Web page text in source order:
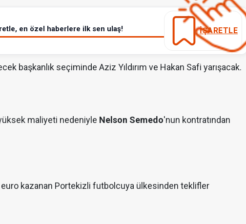
en özel haberlere ilk sen ulaş! İŞARETLE
başkanlık seçiminde Aziz Yıldırım ve Hakan Safi yarışacak.
maliyeti nedeniyle Nelson Semedo'nun kontratından
euro kazanan Portekizli futbolcuya ülkesinden teklifler